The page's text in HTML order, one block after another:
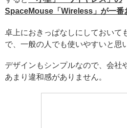
SpaceMouse「Wireless」が一番
卓上におきっぱなしにしておいて
で、一般の人でも使いやすいと思
デザインもシンプルなので、会社
あまり違和感がありません。